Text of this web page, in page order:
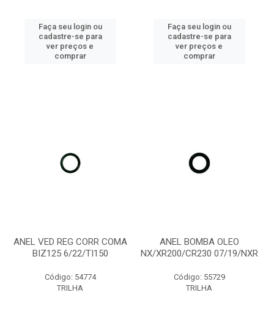
Faça seu login ou
cadastre-se para
ver preços e
comprar
Faça seu login ou
cadastre-se para
ver preços e
comprar
ANEL VED REG CORR COMA
BIZ125 6/22/TI150
Código: 54774
TRILHA
ANEL BOMBA OLEO
NX/XR200/CR230 07/19/NXR
Código: 55729
TRILHA